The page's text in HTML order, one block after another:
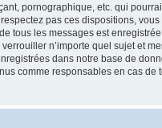
pornographique, etc. qui
pas ces dispositions,
tous les messages est
n’importe quel sujet et
dans notre base de
comme responsables en cas